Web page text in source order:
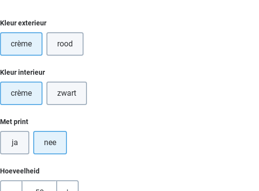
Selecteer
Kleur exterieur
crème rood(Deze optie is momenteel niet beschikbaar.)
Selecteer
Kleur interieur
crème zwart(Deze optie is momenteel niet beschikbaar.)
Selecteer
Met print
ja nee
Hoeveelheid